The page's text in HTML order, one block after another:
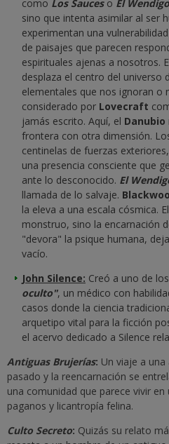
como Los Sauceso El Wendigo
sino que intenta asimilar al ser
experimentan una
de paisajes que parecen
espirituales ajenas a nosotros.
desplaza el centro del universo
elementales que nos ignoran o
considerado por Lovecraft
jamás escrito. Aquí, el Danubio
frontera con otra dimensión.
centinelas de fuerzas
una presencia consciente que
ante lo desconocido. El
llamada de lo salvaje.
la eleva a una escala cósmica. El
monstruo, sino la encarnación
"devora" la psique humana,
vacío.
John Silence: Creó a uno de
oculto", un médico con
casos donde la ciencia
arquetipo vital para la ficción
el acervo dedicado a Silence
Antiguas Brujerías: Un viaje a
pasado y la reencarnación se
una comunidad que parece vivir
paganos y licantropía felina.
Culto Secreto: Quizás su relato